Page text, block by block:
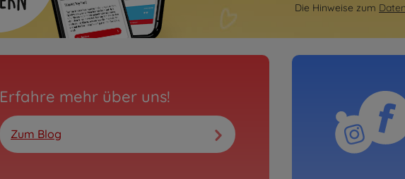
Die Hinweise zum
Erfahre mehr über uns!
Zum Blog